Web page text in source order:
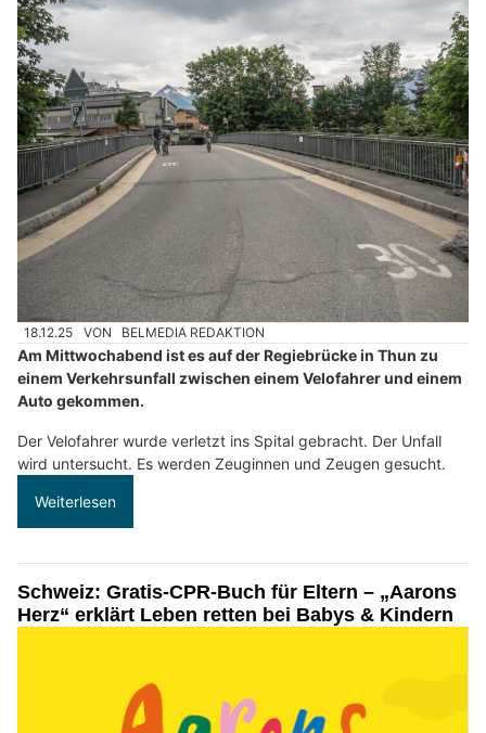
18.12.25 VON BELMEDIA REDAKTION
Am Mittwochabend ist es auf der Regiebrücke in Thun zu
einem Verkehrsunfall zwischen einem Velofahrer und einem
Auto gekommen.
Der Velofahrer wurde verletzt ins Spital gebracht. Der Unfall
wird untersucht. Es werden Zeuginnen und Zeugen gesucht.
Weiterlesen
Schweiz: Gratis-CPR-Buch für Eltern – „Aarons
Herz“ erklärt Leben retten bei Babys & Kindern